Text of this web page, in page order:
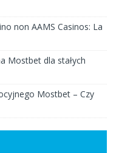
non AAMS Casinos: La
Mostbet dla stałych
Mostbet – Czy